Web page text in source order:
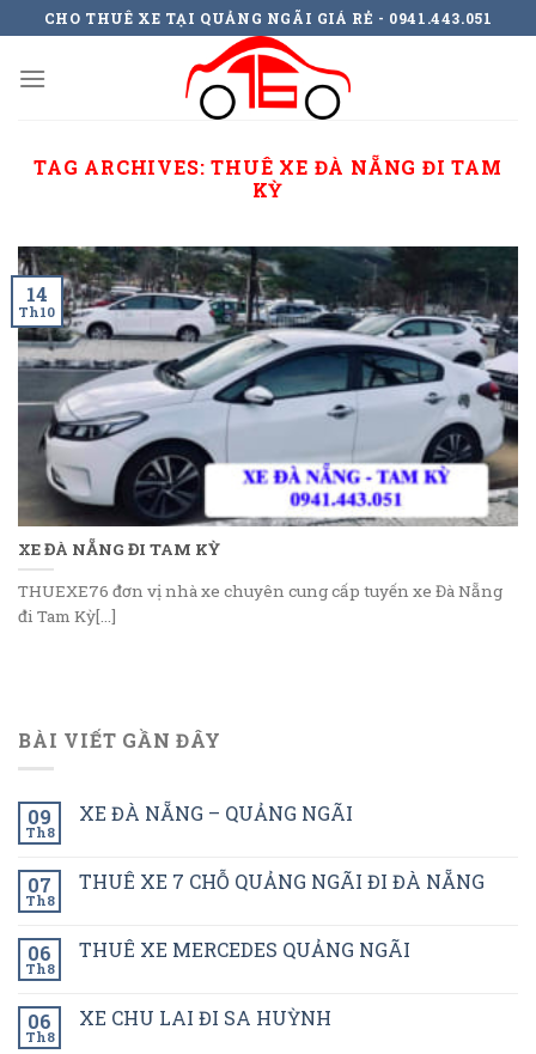
to
content
CHO THUÊ XE TẠI QUẢNG NGÃI GIÁ RẺ - 0941.443.051
TAG ARCHIVES:THUÊ XE ĐÀ NẴNG ĐI TAM
KỲ
XE ĐÀ NẴNG ĐI TAM KỲ
THUEXE76 đơn vị nhà xe chuyên cung cấp tuyến xe Đà Nẵng
đi Tam Kỳ[...]
14
Th10
BÀI VIẾT GẦN ĐÂY
09
Th8
XE ĐÀ NẴNG – QUẢNG NGÃI
07
Th8
THUÊ XE 7 CHỖ QUẢNG NGÃI ĐI ĐÀ NẴNG
06
Th8
THUÊ XE MERCEDES QUẢNG NGÃI
06
Th8
XE CHU LAI ĐI SA HUỲNH